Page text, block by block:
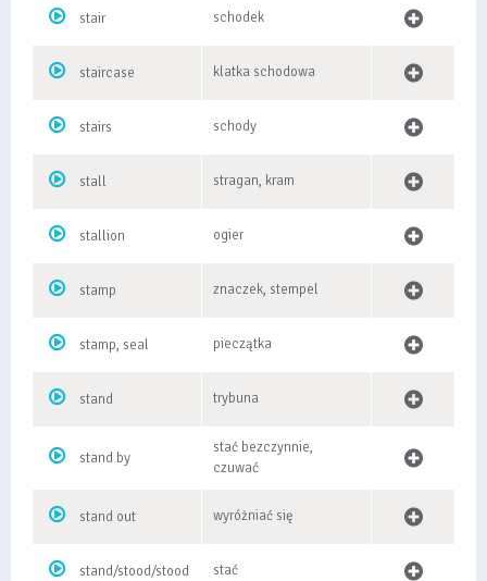
stair schodek
staircase klatka schodowa
stairs schody
stall stragan, kram
stallion ogier
stamp znaczek, stempel
stamp, seal pieczątka
stand trybuna
stand by
stać bezczynnie,
czuwać
stand out wyróżniać się
stand/stood/stood stać